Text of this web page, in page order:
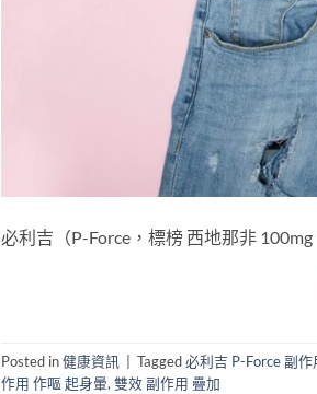
必利吉（P-Force，標榜 西地那非
Posted in健康資訊 Tagged必利吉 P-Force 副作
作用 作嘔 起身暈, 雙效 副作用 疊加